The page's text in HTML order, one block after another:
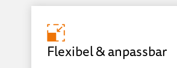
Flexibel & anpassbar